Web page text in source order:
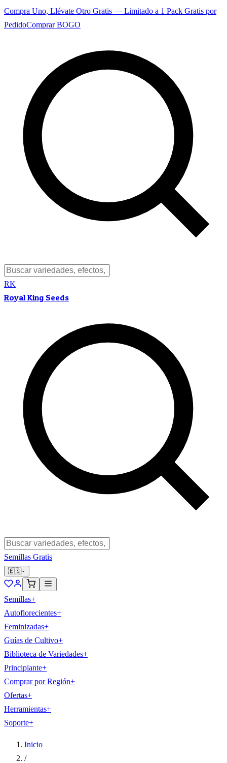
Compra Uno, Llévate Otro Gratis — Limitado a 1 Pack Gratis por
PedidoComprar BOGO
RK
Royal King Seeds
Semillas Gratis
🇪🇸
Semillas+
Autoflorecientes+
Feminizadas+
Guías de Cultivo+
Biblioteca de Variedades+
Principiante+
Comprar por Región+
Ofertas+
Herramientas+
Soporte+
Inicio
/